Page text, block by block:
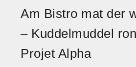
Am Bistro mat der
– Kuddelmuddel
Projet Alpha